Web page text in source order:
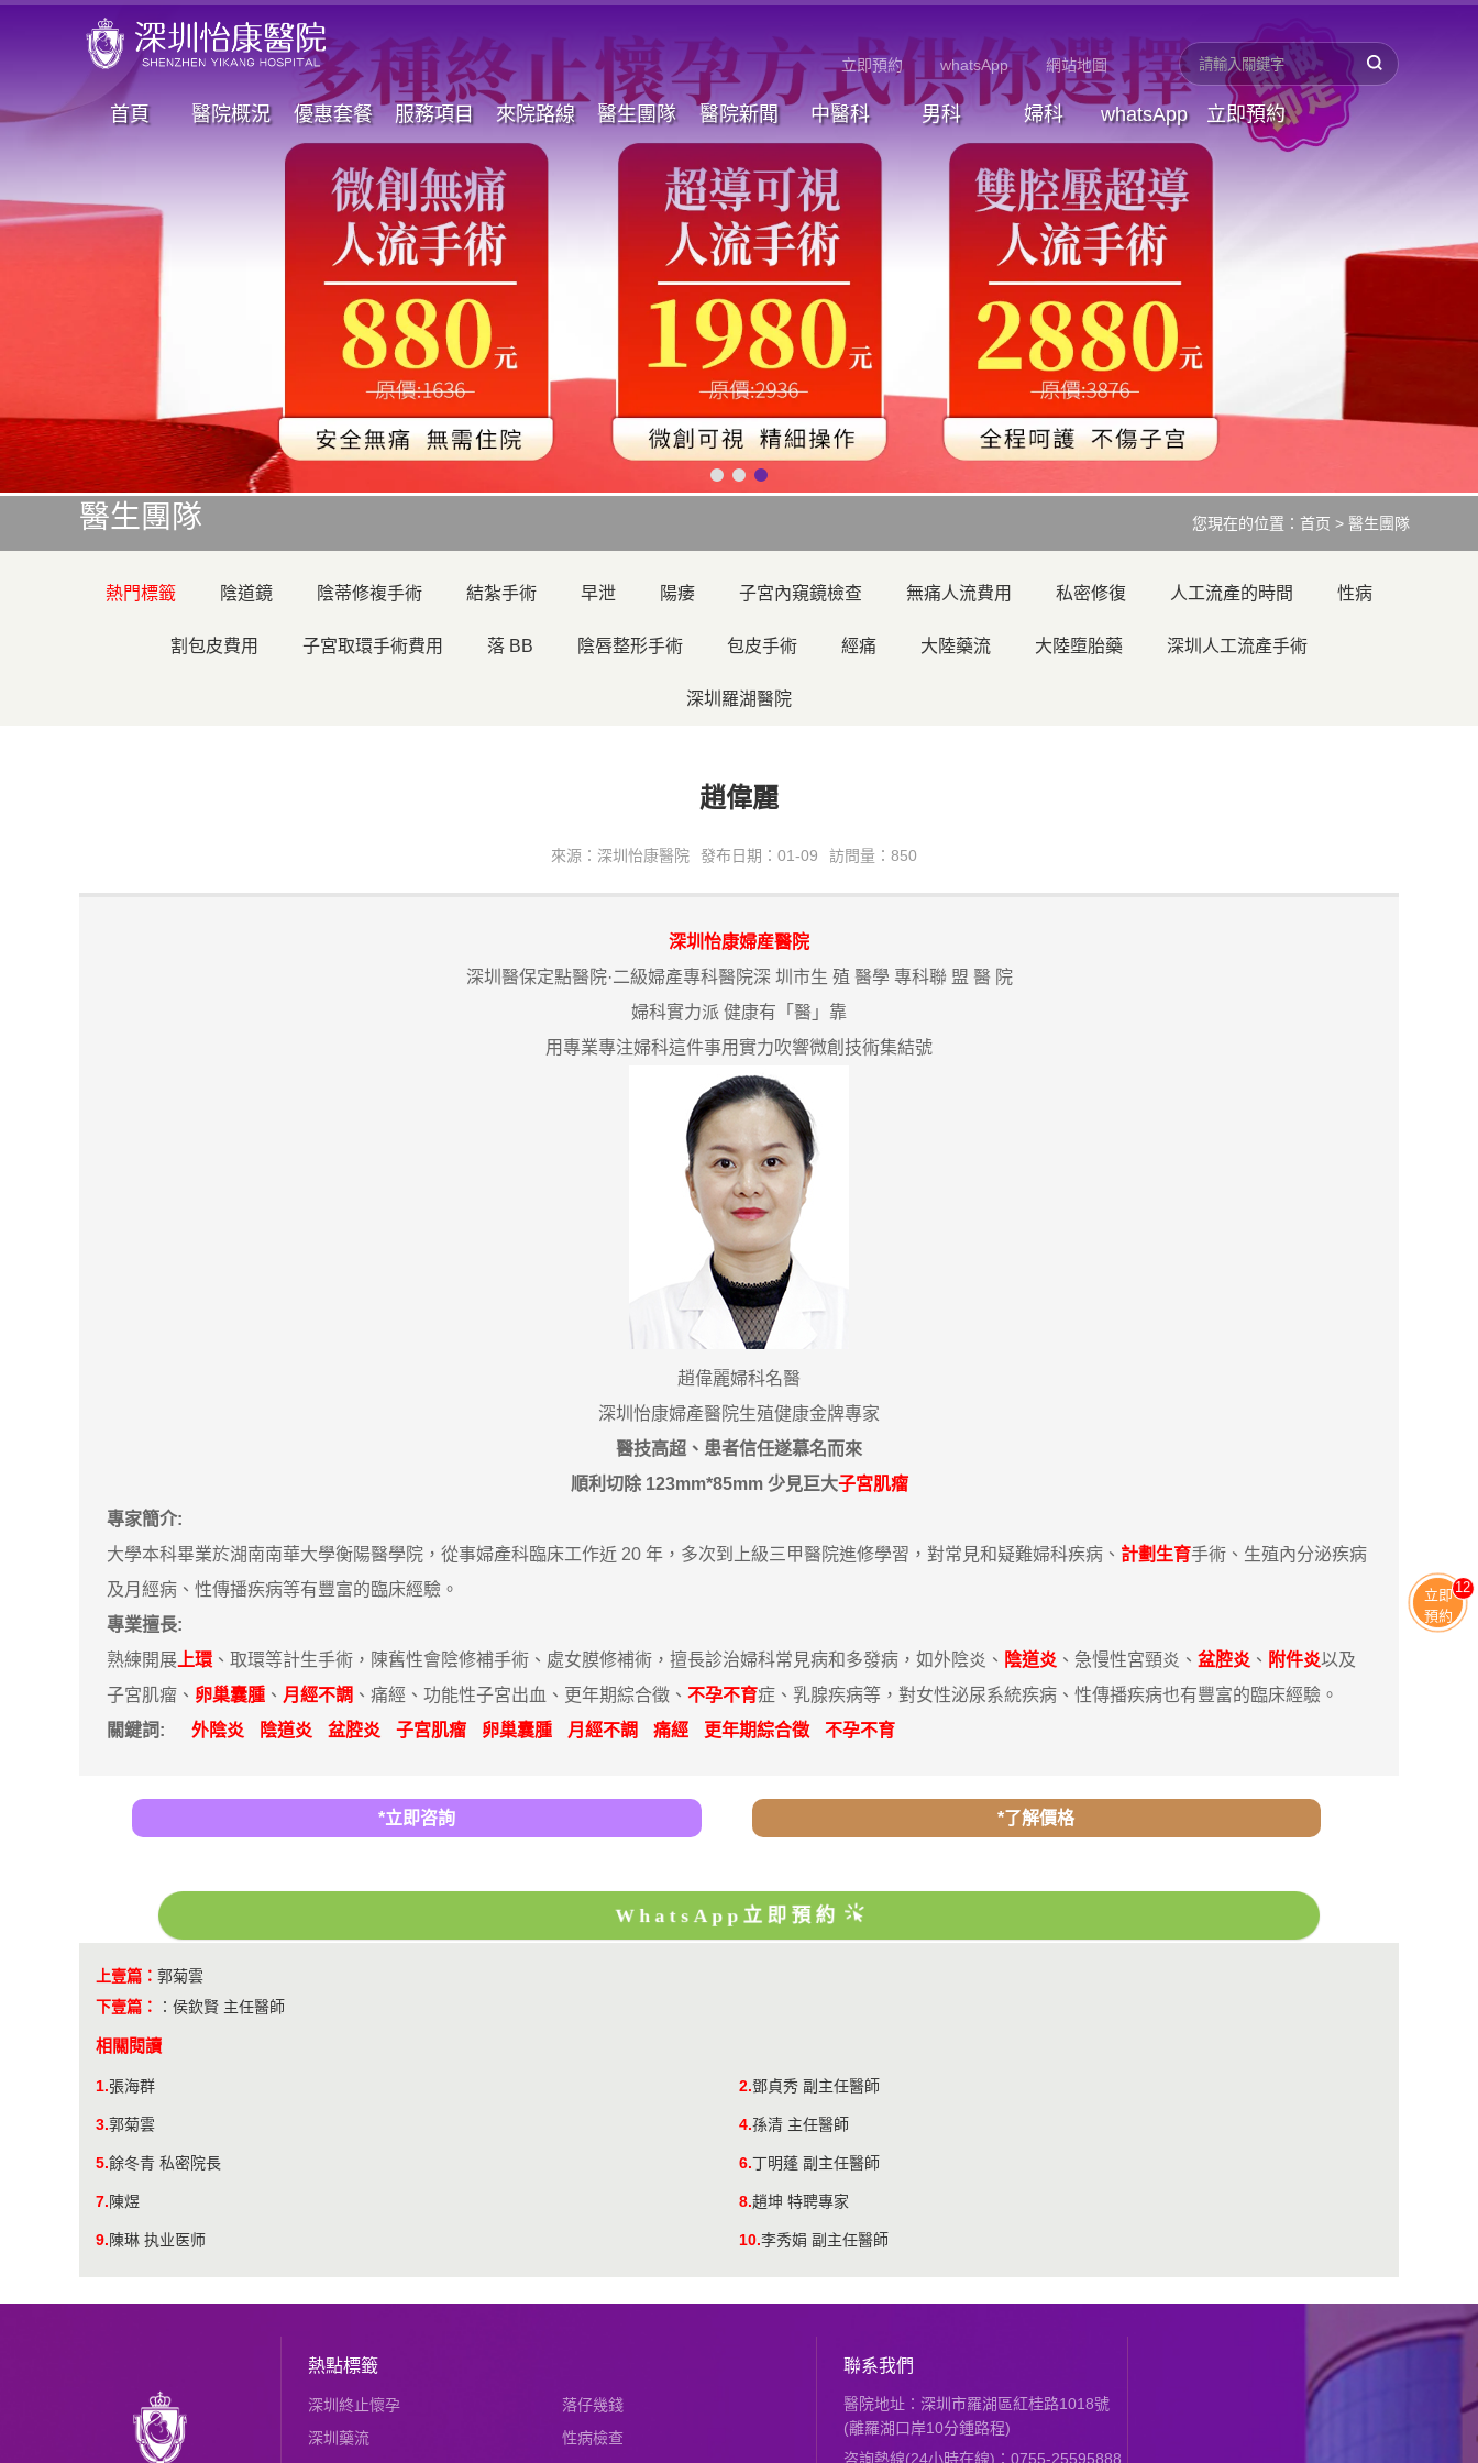
立即預約 whatsApp 網站地圖
首頁 醫院概況 優惠套餐 服務項目 來院路線 醫生團隊 醫院新聞 中醫科 男科 婦科 whatsApp 立即預約
醫生團隊 您現在的位置： 首页 > 醫生團隊
熱門標籤 陰道鏡 陰蒂修複手術 結紮手術 早泄 陽痿 子宮內窺鏡檢查 無痛人流費用 私密修復 人工流產的時間 性病
割包皮費用 子宮取環手術費用 落 BB 陰唇整形手術 包皮手術 經痛 大陸藥流 大陸墮胎藥 深圳人工流產手術
深圳羅湖醫院
趙偉麗
來源：深圳怡康醫院 發布日期：01-09 訪問量：850
深圳怡康婦産醫院
深圳醫保定點醫院·二級婦產專科醫院深 圳市生 殖 醫學 專科聯 盟 醫 院
婦科實力派 健康有「醫」靠
用專業專注婦科這件事用實力吹響微創技術集結號
趙偉麗婦科名醫
深圳怡康婦產醫院生殖健康金牌專家
醫技高超、患者信任遂慕名而來
順利切除 123mm*85mm 少見巨大子宮肌瘤
專家簡介:
大學本科畢業於湖南南華大學衡陽醫學院，從事婦產科臨床工作近 20 年，多次到上級三甲醫院進修學習，對常見和疑難婦科疾病、 計劃生育手術、生殖內分泌疾病
及月經病、性傳播疾病等有豐富的臨床經驗。
專業擅長:
熟練開展 上環 、取環等計生手術，陳舊性會陰修補手術、處女膜修補術，擅長診治婦科常見病和多發病，如外陰炎、 陰道炎 、急慢性宮頸炎、 盆腔炎 、 附件炎以及
子宮肌瘤、 卵巢囊腫 、 月經不調 、痛經、功能性子宮出血、更年期綜合徵、 不孕不育症、乳腺疾病等，對女性泌尿系統疾病、性傳播疾病也有豐富的臨床經驗。
關鍵詞:
外陰炎 陰道炎 盆腔炎 子宮肌瘤 卵巢囊腫 月經不調 痛經 更年期綜合徵 不孕不育
*立即咨詢 *了解價格
WhatsApp立即預約
上壹篇： 郭菊雲
下壹篇：
： 侯欽賢 主任醫師
相關閱讀
1.張海群 2.鄧貞秀 副主任醫師
3.郭菊雲 4.孫清 主任醫師
5.餘冬青 私密院長 6.丁明蓬 副主任醫師
7.陳煜 8.趙坤 特聘專家
9.陳琳 执业医师 10.李秀娟 副主任醫師
熱點標籤
深圳終止懷孕
落仔幾錢
深圳藥流
性病檢查
聯系我們
醫院地址：深圳市羅湖區紅桂路1018號
(離羅湖口岸10分鍾路程)
咨詢熱線(24小時在線)：0755-25595888
立即
預約
11